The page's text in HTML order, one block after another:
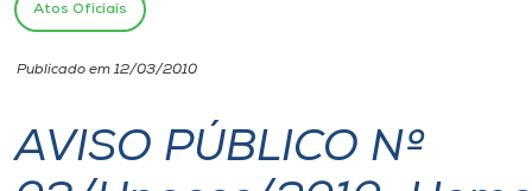
Unoesc
Internacionalização
Atos Oficiais
Publicado em 12/03/2010
AVISO PÚBLICO Nº